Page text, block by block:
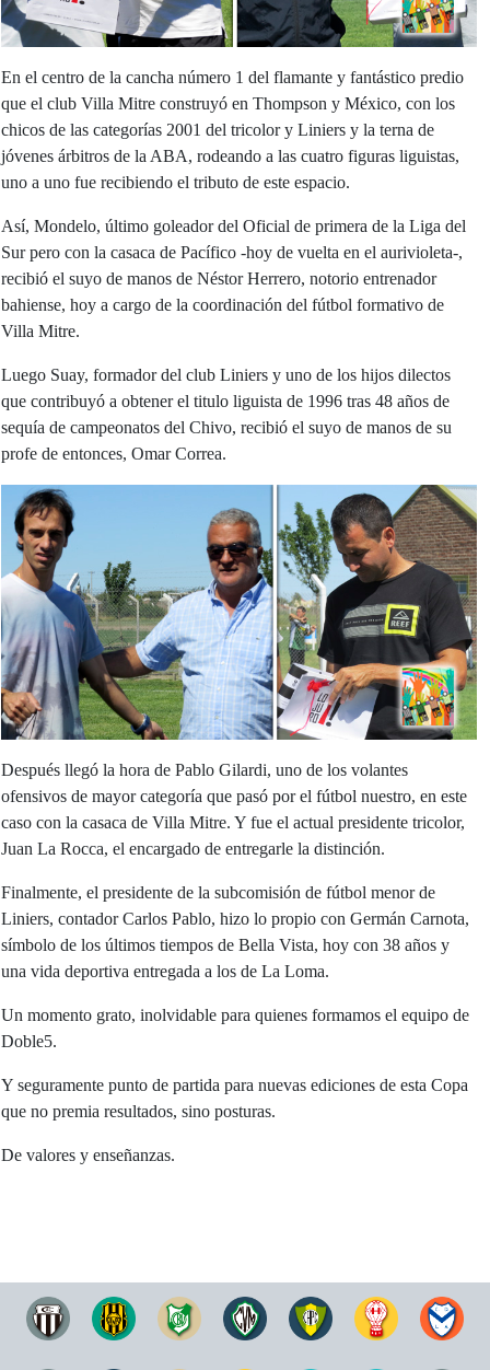
En el centro de la cancha número 1 del flamante y fantástico predio
que el club Villa Mitre construyó en Thompson y México, con los
chicos de las categorías 2001 del tricolor y Liniers y la terna de
jóvenes árbitros de la ABA, rodeando a las cuatro figuras liguistas,
uno a uno fue recibiendo el tributo de este espacio.
Así, Mondelo, último goleador del Oficial de primera de la Liga del
Sur pero con la casaca de Pacífico -hoy de vuelta en el aurivioleta-,
recibió el suyo de manos de Néstor Herrero, notorio entrenador
bahiense, hoy a cargo de la coordinación del fútbol formativo de
Villa Mitre.
Luego Suay, formador del club Liniers y uno de los hijos dilectos
que contribuyó a obtener el titulo liguista de 1996 tras 48 años de
sequía de campeonatos del Chivo, recibió el suyo de manos de su
profe de entonces, Omar Correa.
Después llegó la hora de Pablo Gilardi, uno de los volantes
ofensivos de mayor categoría que pasó por el fútbol nuestro, en este
caso con la casaca de Villa Mitre. Y fue el actual presidente tricolor,
Juan La Rocca, el encargado de entregarle la distinción.
Finalmente, el presidente de la subcomisión de fútbol menor de
Liniers, contador Carlos Pablo, hizo lo propio con Germán Carnota,
símbolo de los últimos tiempos de Bella Vista, hoy con 38 años y
una vida deportiva entregada a los de La Loma.
Un momento grato, inolvidable para quienes formamos el equipo de
Doble5.
Y seguramente punto de partida para nuevas ediciones de esta Copa
que no premia resultados, sino posturas.
De valores y enseñanzas.